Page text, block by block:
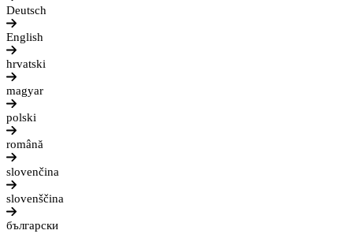
Deutsch
English
hrvatski
magyar
polski
română
slovenčina
slovenščina
български